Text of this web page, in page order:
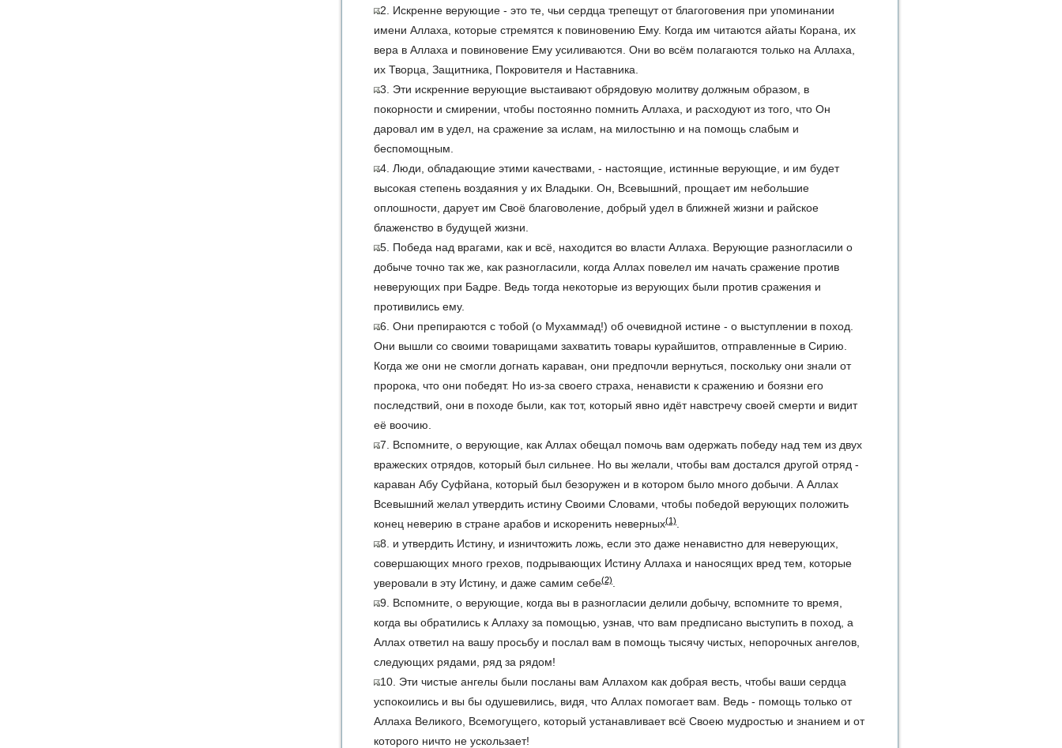
2. Искренне верующие - это те, чьи сердца трепещут от благоговения при упоминании
имени Аллаха, которые стремятся к повиновению Ему. Когда им читаются айаты Корана, их
вера в Аллаха и повиновение Ему усиливаются. Они во всём полагаются только на Аллаха,
их Творца, Защитника, Покровителя и Наставника.
3. Эти искренние верующие выстаивают обрядовую молитву должным образом, в
покорности и смирении, чтобы постоянно помнить Аллаха, и расходуют из того, что Он
даровал им в удел, на сражение за ислам, на милостыню и на помощь слабым и
беспомощным.
4. Люди, обладающие этими качествами, - настоящие, истинные верующие, и им будет
высокая степень воздаяния у их Владыки. Он, Всевышний, прощает им небольшие
оплошности, дарует им Своё благоволение, добрый удел в ближней жизни и райское
блаженство в будущей жизни.
5. Победа над врагами, как и всё, находится во власти Аллаха. Верующие разногласили о
добыче точно так же, как разногласили, когда Аллах повелел им начать сражение против
неверующих при Бадре. Ведь тогда некоторые из верующих были против сражения и
противились ему.
6. Они препираются с тобой (о Мухаммад!) об очевидной истине - о выступлении в поход.
Они вышли со своими товарищами захватить товары курайшитов, отправленные в Сирию.
Когда же они не смогли догнать караван, они предпочли вернуться, поскольку они знали от
пророка, что они победят. Но из-за своего страха, ненависти к сражению и боязни его
последствий, они в походе были, как тот, который явно идёт навстречу своей смерти и видит
её воочию.
7. Вспомните, о верующие, как Аллах обещал помочь вам одержать победу над тем из двух
вражеских отрядов, который был сильнее. Но вы желали, чтобы вам достался другой отряд -
караван Абу Суфйана, который был безоружен и в котором было много добычи. А Аллах
Всевышний желал утвердить истину Своими Словами, чтобы победой верующих положить
конец неверию в стране арабов и искоренить неверных(1)
8. и утвердить Истину, и изничтожить ложь, если это даже ненавистно для неверующих,
совершающих много грехов, подрывающих Истину Аллаха и наносящих вред тем, которые
уверовали в эту Истину, и даже самим себе(2)
9. Вспомните, о верующие, когда вы в разногласии делили добычу, вспомните то время,
когда вы обратились к Аллаху за помощью, узнав, что вам предписано выступить в поход, а
Аллах ответил на вашу просьбу и послал вам в помощь тысячу чистых, непорочных ангелов,
следующих рядами, ряд за рядом!
10. Эти чистые ангелы были посланы вам Аллахом как добрая весть, чтобы ваши сердца
успокоились и вы бы одушевились, видя, что Аллах помогает вам. Ведь - помощь только от
Аллаха Великого, Всемогущего, который устанавливает всё Своею мудростью и знанием и от
которого ничто не ускользает!